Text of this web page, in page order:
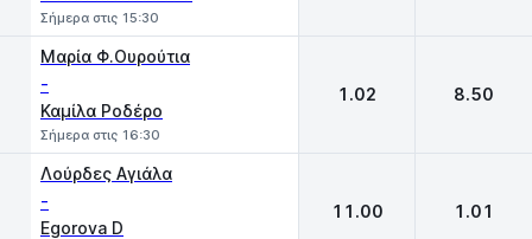
Σήμερα στις 15:30
Μαρία Φ.Ουρούτια
-
Καμίλα Ροδέρο
Σήμερα στις 16:30
1.02 8.50
Λούρδες Αγιάλα
-
Egorova D
11.00 1.01